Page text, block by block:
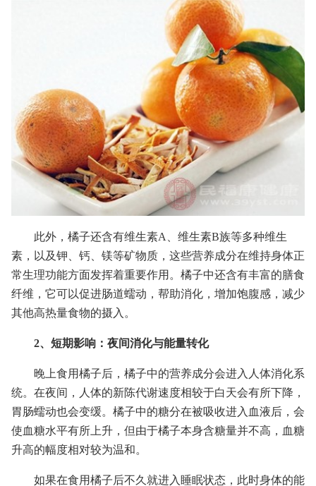
此外，橘子还含有维生素A、维生素B族等多种维生
素，以及钾、钙、镁等矿物质，这些营养成分在维持身体正
常生理功能方面发挥着重要作用。橘子中还含有丰富的膳食
纤维，它可以促进肠道蠕动，帮助消化，增加饱腹感，减少
其他高热量食物的摄入。
2、短期影响：夜间消化与能量转化
晚上食用橘子后，橘子中的营养成分会进入人体消化系
统。在夜间，人体的新陈代谢速度相较于白天会有所下降，
胃肠蠕动也会变缓。橘子中的糖分在被吸收进入血液后，会
使血糖水平有所上升，但由于橘子本身含糖量并不高，血糖
升高的幅度相对较为温和。
如果在食用橘子后不久就进入睡眠状态，此时身体的能